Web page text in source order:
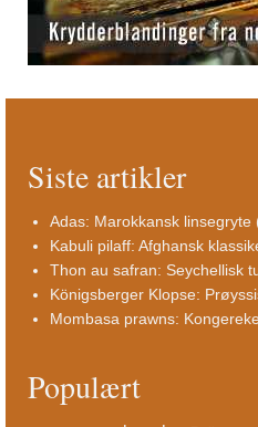
Siste artikler
Adas: Marokkansk
Kabuli pilaff: Afghansk
Thon au safran: Seychellisk
Königsberger Klopse:
Mombasa prawns:
Populært